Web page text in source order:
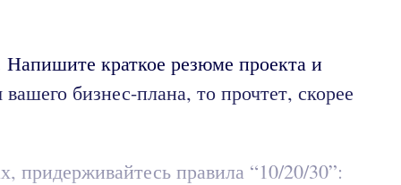
краткое резюме проекта и
бизнес-плана, то прочтет, скорее
придерживайтесь правила “10/20/30”: